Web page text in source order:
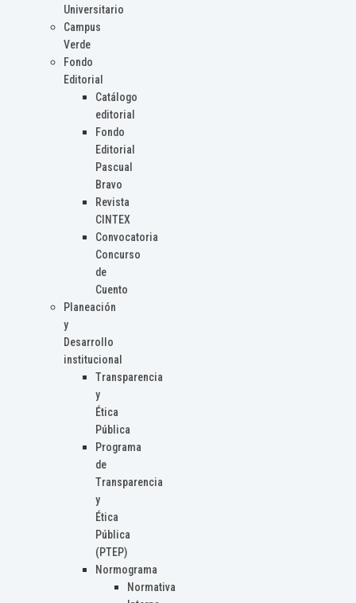
Universitario
Campus
Verde
Fondo
Editorial
Catálogo
editorial
Fondo
Editorial
Pascual
Bravo
Revista
CINTEX
Convocatoria
Concurso
de
Cuento
Planeación
y
Desarrollo
institucional
Transparencia
y
Ética
Pública
Programa
de
Transparencia
y
Ética
Pública
(PTEP)
Normograma
Normativa